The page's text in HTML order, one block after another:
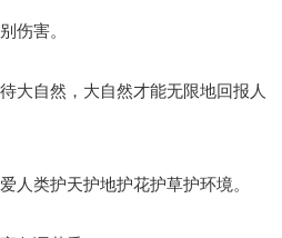
伤害。
大自然，大自然才能无限地回报人
人类护天护地护花护草护环境。